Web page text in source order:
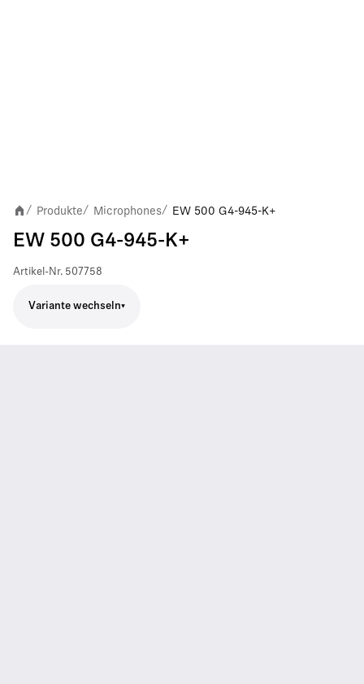
/ Produkte/ Microphones/ EW 500 G4-945-K+
EW 500 G4-945-K+
Artikel-Nr. 507758
Variante wechseln